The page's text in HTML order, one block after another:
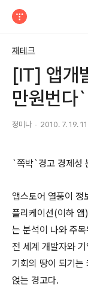
재테크
[IT] 앱개
만원번다`
정미나 2010. 7. 19.
`쪽박`경고 경제성
앱스토어 열풍이
플리케이션(이하
는 분석이 나와 주목
전 세계 개발자와
기회의 땅이 되기는
얹는 경고다.